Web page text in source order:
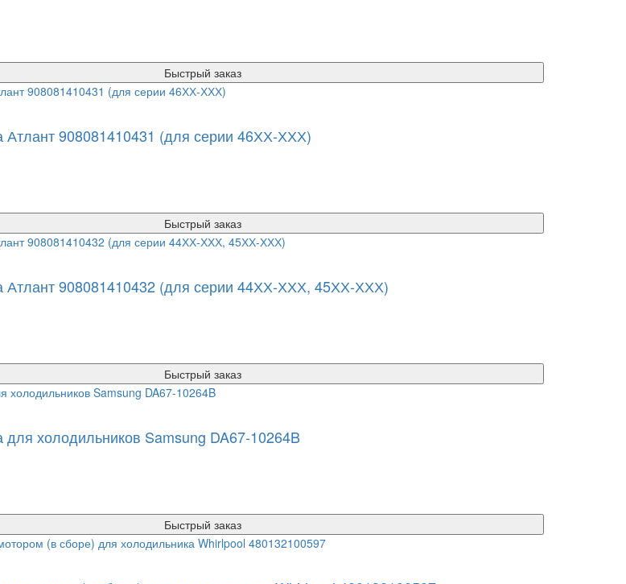
Быстрый заказ
Атлант 908081410431 (для серии 46ХХ-ХХХ)
Быстрый заказ
Атлант 908081410432 (для серии 44ХХ-ХХХ, 45ХХ-ХХХ)
Быстрый заказ
для холодильников Samsung DA67-10264B
Быстрый заказ